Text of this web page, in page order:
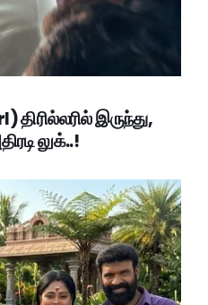
திரில்லரில் இருந்து,
லுக்..!